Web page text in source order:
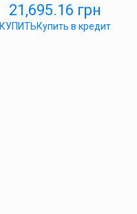
21,695.16 грн
КУПИТЬКупить в кредит